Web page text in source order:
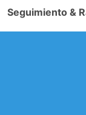
Seguimiento &